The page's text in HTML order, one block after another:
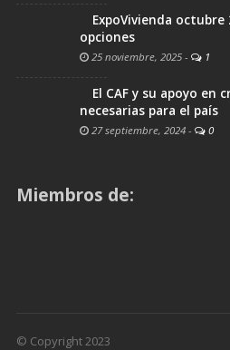
ExpoVivienda
opciones
25 noviembre, 2025 - 1
El CAF y su apoyo en
necesarias para el país
27 septiembre, 2024 - 0
Miembros de:
© Copyright 2023